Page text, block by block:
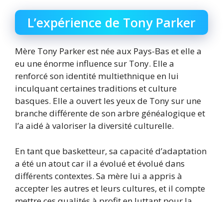
L’expérience de Tony Parker
Mère Tony Parker est née aux Pays-Bas et elle a
eu une énorme influence sur Tony. Elle a
renforcé son identité multiethnique en lui
inculquant certaines traditions et culture
basques. Elle a ouvert les yeux de Tony sur une
branche différente de son arbre généalogique et
l’a aidé à valoriser la diversité culturelle.
En tant que basketteur, sa capacité d’adaptation
a été un atout car il a évolué et évolué dans
différents contextes. Sa mère lui a appris à
accepter les autres et leurs cultures, et il compte